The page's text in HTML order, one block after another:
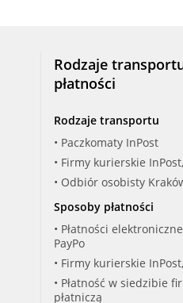
Rodzaje
płatności
Rodzaje transportu
• Paczkomaty InPost
• Firmy kurierskie
• Odbiór osobisty
Sposoby płatności
• Płatności
PayPo
• Firmy kurierskie
• Płatność w siedzibie
płatniczą